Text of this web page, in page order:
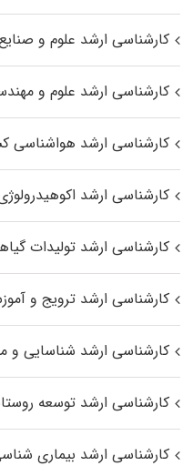
کارشناسی ارشد علوم و
کارشناسی ارشد علوم و
کارشناسی ارشد هواشناسی
کارشناسی ارشد
کارشناسی ارشد تولیدات
کارشناسی ارشد ترویج و
کارشناسی ارشد شناسایی و
کارشناسی ارشد توسعه
کارشناسی ارشد بیماری‌